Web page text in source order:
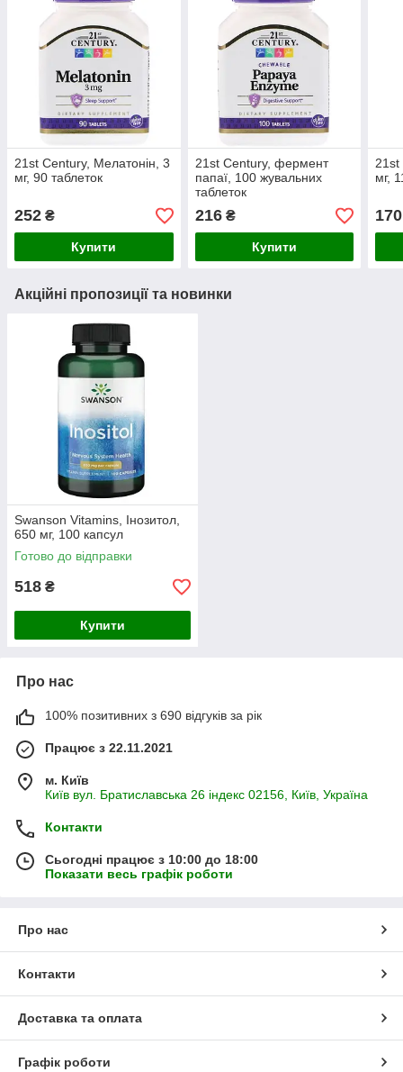
21st Century, Мелатонін, 3
мг, 90 таблеток
252 ₴
Купити
21st Century, фермент
папаї, 100 жувальних
таблеток
216₴
Купити
21st
мг,
170
Акційні пропозиції та новинки
Swanson Vitamins, Інозитол,
650 мг, 100 капсул
Готово до відправки
518 ₴
Купити
Про нас
100% позитивних з 690 відгуків за рік
Працює з 22.11.2021
м. Київ
Київ вул. Братиславська 26 індекс 02156, Київ, Україна
Контакти
Сьогодні працює з 10:00 до 18:00
Показати весь графік роботи
Про нас
Контакти
Доставка та оплата
Графік роботи